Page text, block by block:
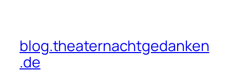
blog.theaternachtgedanken
.de